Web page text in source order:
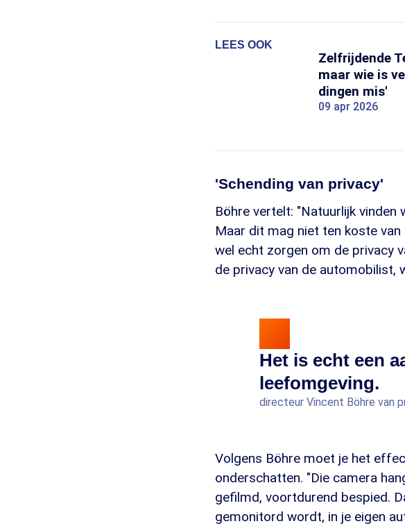
LEES OOK
Zelfrijdende
maar wie is
dingen mis'
09 apr 2026
'Schending van privacy'
Böhre vertelt: "Natuurlijk vinden
Maar dit mag niet ten koste
wel echt zorgen om de privacy
de privacy van de automobilist,
Het is echt een
leefomgeving.
directeur Vincent Böhre van
Volgens Böhre moet je het
onderschatten. "Die camera
gefilmd, voortdurend bespied.
gemonitord wordt, in je eigen